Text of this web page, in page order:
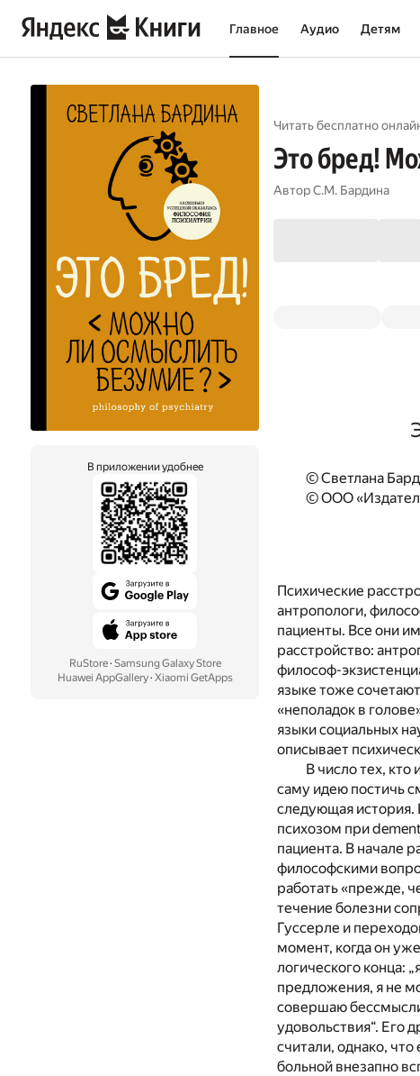
Главное Аудио Детям
В приложении удобнее
RuStore· Samsung Galaxy Store
Huawei AppGallery· Xiaomi GetApps
Читать бесплатно
Это бред!
АвторС.М. Бардина
© Светлана
© ООО
Психические
антропологи,
пациенты. Все они
расстройство:
философ-
языке тоже
«неполадок в
языки социальных
описывает
В число тех,
саму идею постичь
следующая история.
психозом при
пациента. В начале
философскими
работать «прежде,
течение болезни
Гуссерле и
момент, когда он
логического конца:
предложения, я не
совершаю
удовольствия“. Его
считали, однако,
больной внезапно